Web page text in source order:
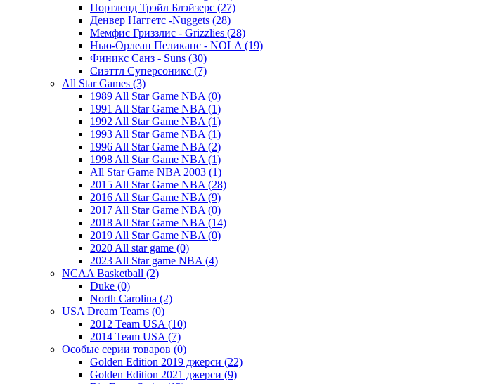
Портленд Трэйл Блэйзерс (27)
Денвер Наггетс -Nuggets (28)
Мемфис Гриззлис - Grizzlies (28)
Нью-Орлеан Пеликанс - NOLA (19)
Финикс Санз - Suns (30)
Сиэттл Суперсоникс (7)
All Star Games (3)
1989 All Star Game NBA (0)
1991 All Star Game NBA (1)
1992 All Star Game NBA (1)
1993 All Star Game NBA (1)
1996 All Star Game NBA (2)
1998 All Star Game NBA (1)
All Star Game NBA 2003 (1)
2015 All Star Game NBA (28)
2016 All Star Game NBA (9)
2017 All Star Game NBA (0)
2018 All Star Game NBA (14)
2019 All Star Game NBA (0)
2020 All star game (0)
2023 All Star game NBA (4)
NCAA Basketball (2)
Duke (0)
North Carolina (2)
USA Dream Teams (0)
2012 Team USA (10)
2014 Team USA (7)
Особые серии товаров (0)
Golden Edition 2019 джерси (22)
Golden Edition 2021 джерси (9)